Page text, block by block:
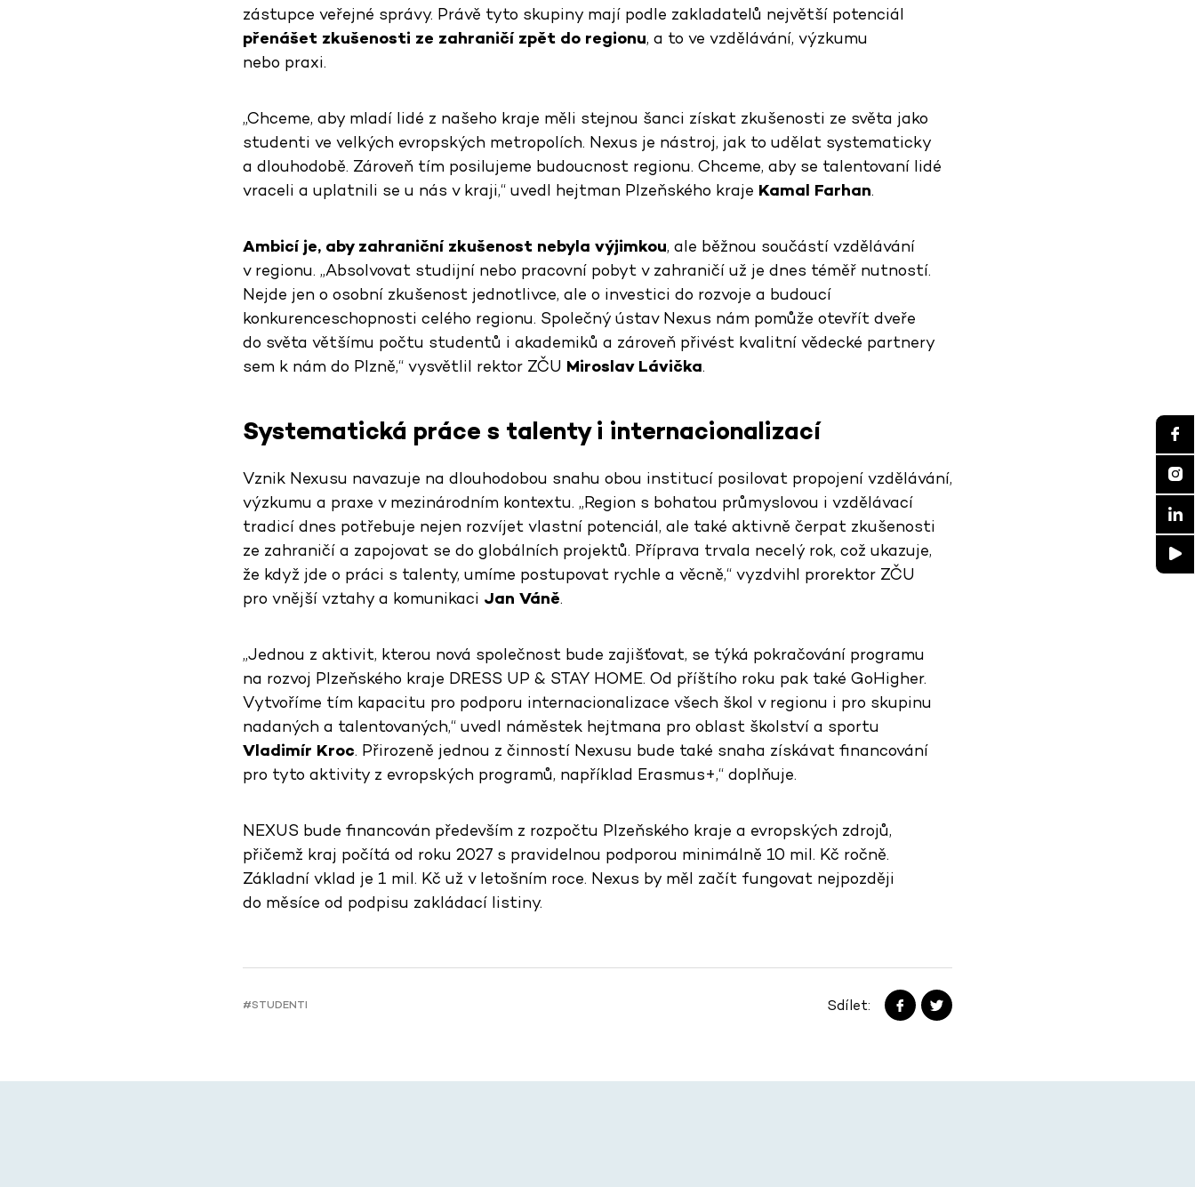
zástupce veřejné správy. Právě tyto skupiny mají podle zakladatelů největší potenciál
přenášet zkušenosti ze zahraničí zpět do regionu, a to ve vzdělávání, výzkumu
nebo praxi.
„Chceme, aby mladí lidé z našeho kraje měli stejnou šanci získat zkušenosti ze světa jako
studenti ve velkých evropských metropolích. Nexus je nástroj, jak to udělat systematicky
a dlouhodobě. Zároveň tím posilujeme budoucnost regionu. Chceme, aby se talentovaní lidé
vraceli a uplatnili se u nás v kraji,“ uvedl hejtman Plzeňského kraje Kamal Farhan.
Ambicí je, aby zahraniční zkušenost nebyla výjimkou, ale běžnou součástí vzdělávání
v regionu. „Absolvovat studijní nebo pracovní pobyt v zahraničí už je dnes téměř nutností.
Nejde jen o osobní zkušenost jednotlivce, ale o investici do rozvoje a budoucí
konkurenceschopnosti celého regionu. Společný ústav Nexus nám pomůže otevřít dveře
do světa většímu počtu studentů i akademiků a zároveň přivést kvalitní vědecké partnery
sem k nám do Plzně,“ vysvětlil rektor ZČU Miroslav Lávička.
Systematická práce s talenty i internacionalizací
Vznik Nexusu navazuje na dlouhodobou snahu obou institucí posilovat propojení vzdělávání,
výzkumu a praxe v mezinárodním kontextu. „Region s bohatou průmyslovou i vzdělávací
tradicí dnes potřebuje nejen rozvíjet vlastní potenciál, ale také aktivně čerpat zkušenosti
ze zahraničí a zapojovat se do globálních projektů. Příprava trvala necelý rok, což ukazuje,
že když jde o práci s talenty, umíme postupovat rychle a věcně,“ vyzdvihl prorektor ZČU
pro vnější vztahy a komunikaci Jan Váně.
„Jednou z aktivit, kterou nová společnost bude zajišťovat, se týká pokračování programu
na rozvoj Plzeňského kraje DRESS UP & STAY HOME. Od příštího roku pak také GoHigher.
Vytvoříme tím kapacitu pro podporu internacionalizace všech škol v regionu i pro skupinu
nadaných a talentovaných,“ uvedl náměstek hejtmana pro oblast školství a sportu
Vladimír Kroc. Přirozeně jednou z činností Nexusu bude také snaha získávat financování
pro tyto aktivity z evropských programů, například Erasmus+,“ doplňuje.
NEXUS bude financován především z rozpočtu Plzeňského kraje a evropských zdrojů,
přičemž kraj počítá od roku 2027 s pravidelnou podporou minimálně 10 mil. Kč ročně.
Základní vklad je 1 mil. Kč už v letošním roce. Nexus by měl začít fungovat nejpozději
do měsíce od podpisu zakládací listiny.
#STUDENTI Sdílet: